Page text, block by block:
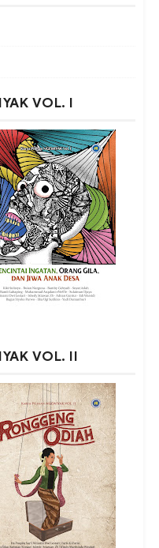
VOL. I
VOL. II